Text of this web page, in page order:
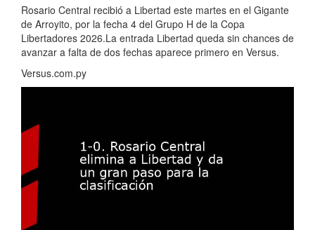
Rosario Central recibió a Libertad este martes en el Gigante
de Arroyito, por la fecha 4 del Grupo H de la Copa
Libertadores 2026.La entrada Libertad queda sin chances de
avanzar a falta de dos fechas aparece primero en Versus.
Versus.com.py